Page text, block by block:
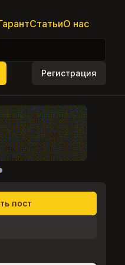
СтатьиО нас
Регистрация
пост